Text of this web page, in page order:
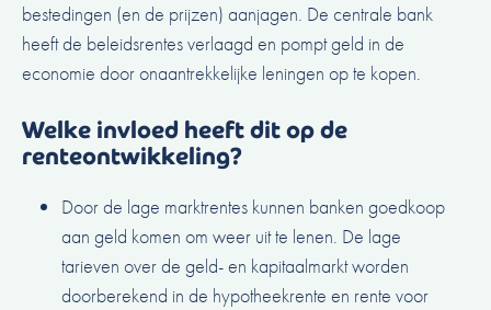
bestedingen (en de prijzen) aanjagen. De centrale bank
heeft de beleidsrentes verlaagd en pompt geld in de
economie door onaantrekkelijke leningen op te kopen.
Welke invloed heeft dit op de
renteontwikkeling?
Door de lage marktrentes kunnen banken goedkoop
aan geld komen om weer uit te lenen. De lage
tarieven over de geld- en kapitaalmarkt worden
doorberekend in de hypotheekrente en rente voor